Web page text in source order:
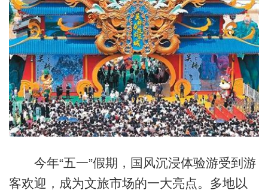
今年“五一”假期，国风沉浸体验游受到游
客欢迎，成为文旅市场的一大亮点。多地以